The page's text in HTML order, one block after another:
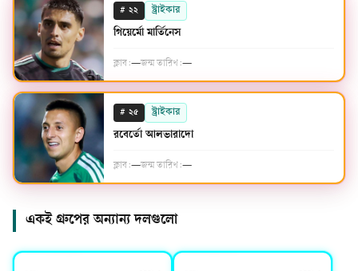
# ২২ স্ট্রাইকার
গিয়ের্মো মার্তিনেস
ক্লাব:—জন্ম তারিখ:—
# ২৫ স্ট্রাইকার
রবের্তো আলভারাদো
ক্লাব:—জন্ম তারিখ:—
একই গ্রুপের অন্যান্য দলগুলো